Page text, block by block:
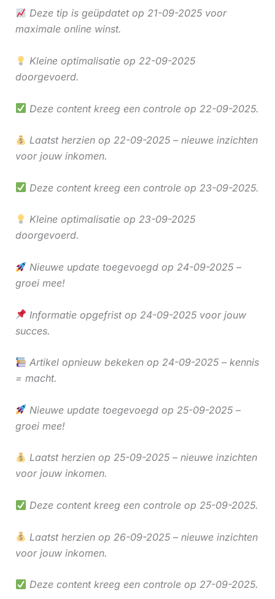
Deze tip is geüpdatet op 21-09-2025 voor
maximale online winst.
Kleine optimalisatie op 22-09-2025
doorgevoerd.
Deze content kreeg een controle op 22-09-2025.
Laatst herzien op 22-09-2025 – nieuwe inzichten
voor jouw inkomen.
Deze content kreeg een controle op 23-09-2025.
Kleine optimalisatie op 23-09-2025
doorgevoerd.
Nieuwe update toegevoegd op 24-09-2025 –
groei mee!
Informatie opgefrist op 24-09-2025 voor jouw
succes.
Artikel opnieuw bekeken op 24-09-2025 – kennis
= macht.
Nieuwe update toegevoegd op 25-09-2025 –
groei mee!
Laatst herzien op 25-09-2025 – nieuwe inzichten
voor jouw inkomen.
Deze content kreeg een controle op 25-09-2025.
Laatst herzien op 26-09-2025 – nieuwe inzichten
voor jouw inkomen.
Deze content kreeg een controle op 27-09-2025.